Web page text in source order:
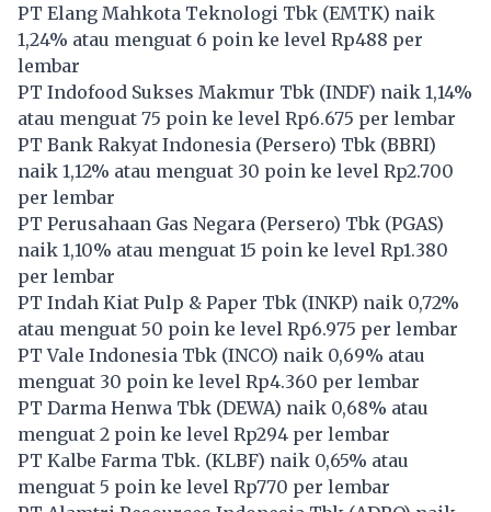
PT Elang Mahkota Teknologi Tbk (EMTK) naik
1,24% atau menguat 6 poin ke level Rp488 per
lembar
PT Indofood Sukses Makmur Tbk (INDF) naik 1,14%
atau menguat 75 poin ke level Rp6.675 per lembar
PT Bank Rakyat Indonesia (Persero) Tbk (BBRI)
naik 1,12% atau menguat 30 poin ke level Rp2.700
per lembar
PT Perusahaan Gas Negara (Persero) Tbk (PGAS)
naik 1,10% atau menguat 15 poin ke level Rp1.380
per lembar
PT Indah Kiat Pulp & Paper Tbk (INKP) naik 0,72%
atau menguat 50 poin ke level Rp6.975 per lembar
PT Vale Indonesia Tbk (INCO) naik 0,69% atau
menguat 30 poin ke level Rp4.360 per lembar
PT Darma Henwa Tbk (DEWA) naik 0,68% atau
menguat 2 poin ke level Rp294 per lembar
PT Kalbe Farma Tbk. (KLBF) naik 0,65% atau
menguat 5 poin ke level Rp770 per lembar